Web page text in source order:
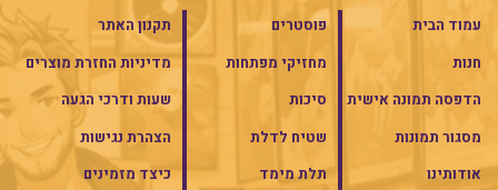
עמוד הבית
חנות
הדפסה תמונה אישית
מסגור תמונות
אודותינו
פוסטרים
מחזיקי מפתחות
סיכות
שטיח לדלת
תלת מימד
תקנון האתר
מדיניות החזרת מוצרים
שעות ודרכי הגעה
הצהרת נגישות
כיצד מזמינים